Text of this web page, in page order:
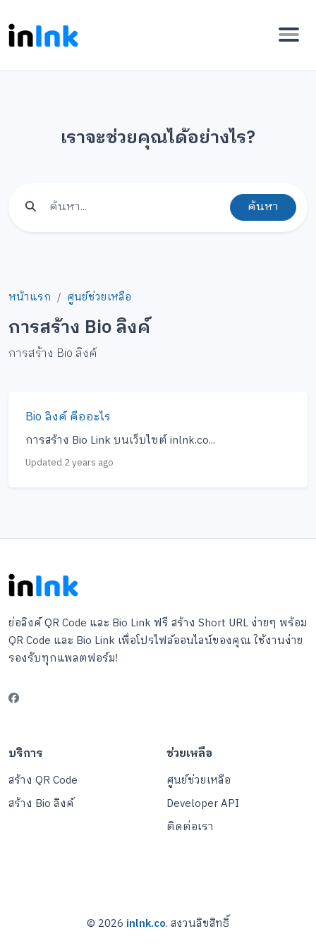
เราจะช่วยคุณได้อย่างไร?
ค้นหา
หน้าแรก ศูนย์ช่วยเหลือ
การสร้าง Bio ลิงค์
การสร้าง Bio ลิงค์
Bio ลิงค์ คืออะไร
การสร้าง Bio Link บนเว็บไซต์ inlnk.co...
Updated 2 years ago
ย่อลิงค์ QR Code และ Bio Link ฟรี สร้าง Short URL ง่ายๆ พร้อม
QR Code และ Bio Link เพื่อโปรไฟล์ออนไลน์ของคุณ ใช้งานง่าย
รองรับทุกแพลตฟอร์ม!
บริการ
สร้าง QR Code
สร้าง Bio ลิงค์
ช่วยเหลือ
ศูนย์ช่วยเหลือ
Developer API
ติดต่อเรา
© 2026 inlnk.co. สงวนลิขสิทธิ์